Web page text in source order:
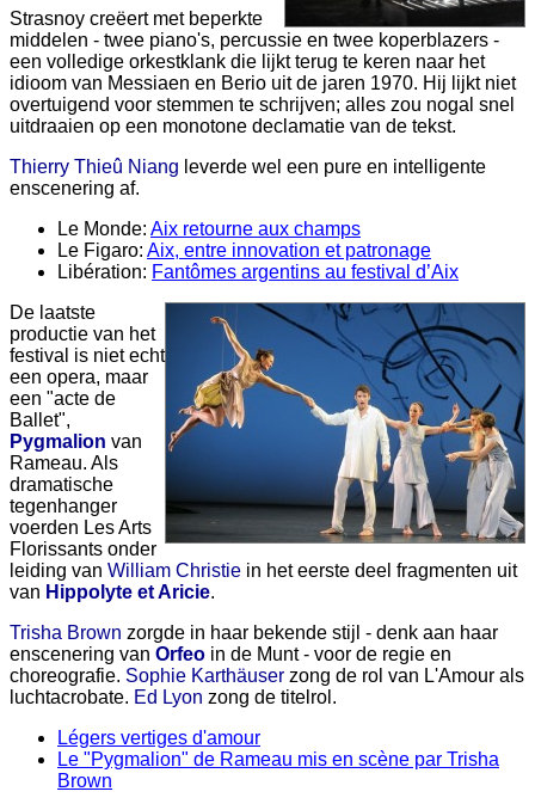
Strasnoy creëert met beperkte
middelen - twee piano's, percussie en twee koperblazers -
een volledige orkestklank die lijkt terug te keren naar het
idioom van Messiaen en Berio uit de jaren 1970. Hij lijkt niet
overtuigend voor stemmen te schrijven; alles zou nogal snel
uitdraaien op een monotone declamatie van de tekst.
Thierry Thieû Niang leverde wel een pure en intelligente
enscenering af.
Le Monde: Aix retourne aux champs
Le Figaro: Aix, entre innovation et patronage
Libération: Fantômes argentins au festival d’Aix
De laatste
productie van het
festival is niet echt
een opera, maar
een "acte de
Ballet",
Pygmalion van
Rameau. Als
dramatische
tegenhanger
voerden Les Arts
Florissants onder
leiding van William Christie in het eerste deel fragmenten uit
van Hippolyte et Aricie.
Trisha Brown zorgde in haar bekende stijl - denk aan haar
enscenering van Orfeo in de Munt - voor de regie en
choreografie. Sophie Karthäuser zong de rol van L'Amour als
luchtacrobate. Ed Lyon zong de titelrol.
Légers vertiges d'amour
Le "Pygmalion" de Rameau mis en scène par Trisha
Brown